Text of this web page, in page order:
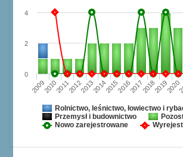
200920102011201220132014201520162017201820192020
0
2
4
Rolnictwo, leśnictwo, łowiectwo i
Przemysł i budownictwo
Nowo zarejestrowane